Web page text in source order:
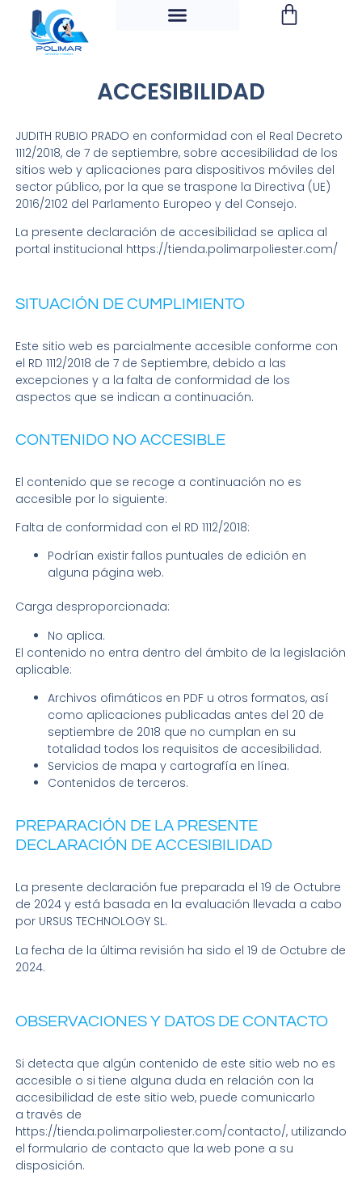
ACCESIBILIDAD
JUDITH RUBIO PRADO en conformidad con el Real Decreto
1112/2018, de 7 de septiembre, sobre accesibilidad de los
sitios web y aplicaciones para dispositivos móviles del
sector público, por la que se traspone la Directiva (UE)
2016/2102 del Parlamento Europeo y del Consejo.
La presente declaración de accesibilidad se aplica al
portal institucional https://tienda.polimarpoliester.com/
SITUACIÓN DE CUMPLIMIENTO
Este sitio web es parcialmente accesible conforme con
el RD 1112/2018 de 7 de Septiembre, debido a las
excepciones y a la falta de conformidad de los
aspectos que se indican a continuación.
CONTENIDO NO ACCESIBLE
El contenido que se recoge a continuación no es
accesible por lo siguiente:
Falta de conformidad con el RD 1112/2018:
Podrían existir fallos puntuales de edición en
alguna página web.
Carga desproporcionada:
No aplica.
El contenido no entra dentro del ámbito de la legislación
aplicable:
Archivos ofimáticos en PDF u otros formatos, así
como aplicaciones publicadas antes del 20 de
septiembre de 2018 que no cumplan en su
totalidad todos los requisitos de accesibilidad.
Servicios de mapa y cartografía en línea.
Contenidos de terceros.
PREPARACIÓN DE LA PRESENTE
DECLARACIÓN DE ACCESIBILIDAD
La presente declaración fue preparada el 19 de Octubre
de 2024 y está basada en la evaluación llevada a cabo
por URSUS TECHNOLOGY SL.
La fecha de la última revisión ha sido el 19 de Octubre de
2024.
OBSERVACIONES Y DATOS DE CONTACTO
Si detecta que algún contenido de este sitio web no es
accesible o si tiene alguna duda en relación con la
accesibilidad de este sitio web, puede comunicarlo
a través de
https://tienda.polimarpoliester.com/contacto/, utilizando
el formulario de contacto que la web pone a su
disposición.